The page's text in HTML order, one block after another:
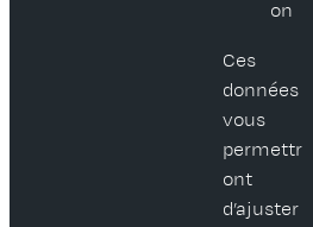
on
Ces
données
vous
permettr
ont
d’ajuster